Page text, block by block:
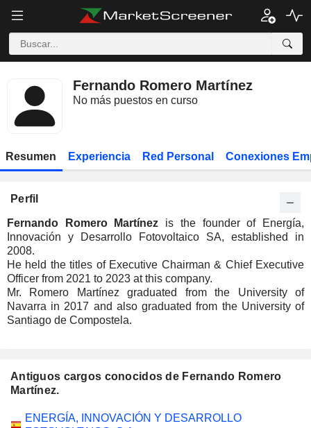
Fernando Romero Martínez
No más puestos en curso
Resumen Experiencia Red Personal Conexiones
Perfil
Fernando Romero Martínez is the founder of Energía,
Innovación y Desarrollo Fotovoltaico SA, established in
2008.
He held the titles of Executive Chairman & Chief Executive
Officer from 2021 to 2023 at this company.
Mr. Romero Martínez graduated from the University of
Navarra in 2017 and also graduated from the University of
Santiago de Compostela.
Antiguos cargos conocidos de Fernando Romero
Martínez.
Empresas Cargo Fin
ENERGÍA, INNOVACIÓN Y DESARROLLO